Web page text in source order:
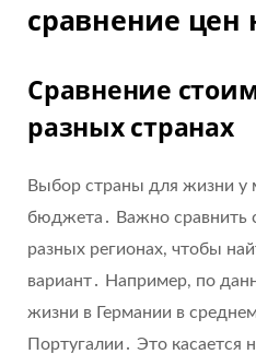
сравнение цен
Сравнение
разных странах
Выбор страны для жизни у
бюджета․ Важно сравнить
разных регионах, чтобы
вариант․ Например, по
жизни в Германии в
Португалии․ Это касается